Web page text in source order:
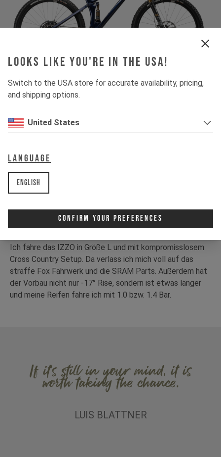
Looks like you're in the USA!
Switch to the USA store for accurate availability, pricing,
and shipping options.
United States
Language
English
Confirm Your Preferences
Ich fahre das IZZO in Größe L und mit kompromisslosem
Cross Country Setup. Da verlass ich mich voll auf das
straffe Fox Fahrwerk und die SRAM Parts. Außerdem hat
der Vorbau nicht nur -17° Rise, sondern ist etwas länger
und meine Reifen fahre ich mit 1.0 bzw. 1.4 Bar.
If it’s still in your mind, it is
worth taking the chance.
LUIS BLATTNER